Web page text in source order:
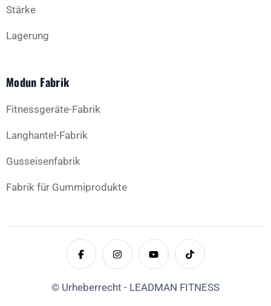
Stärke
Lagerung
Modun Fabrik
Fitnessgeräte-Fabrik
Langhantel-Fabrik
Gusseisenfabrik
Fabrik für Gummiprodukte
© Urheberrecht - LEADMAN FITNESS